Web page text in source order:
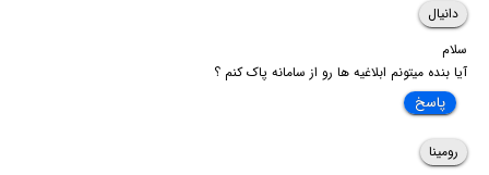
دانیال
سلام
آیا بنده میتونم ابلاغیه ها رو از سامانه پاک کنم ؟
پاسخ
رومینا